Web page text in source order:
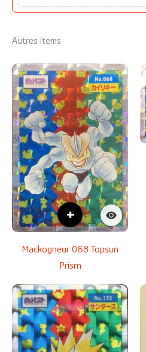
Autres items
+
Mackogneur 068 Topsun
Prism